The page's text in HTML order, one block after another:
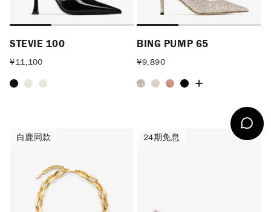
STEVIE 100
¥11,100
BING PUMP 65
¥9,890
白鹿同款 白鹿同款
24期免息 24期免息